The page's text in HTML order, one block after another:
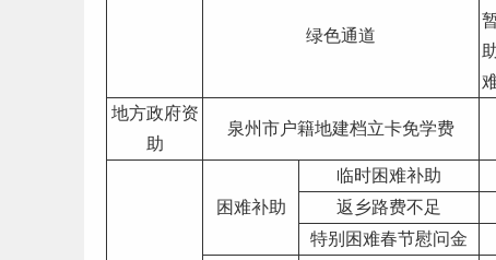
绿色通道
地方政府资
助
泉州市户籍地建档立卡免学费
困难补助
临时困难补助
返乡路费不足
特别困难春节慰问金